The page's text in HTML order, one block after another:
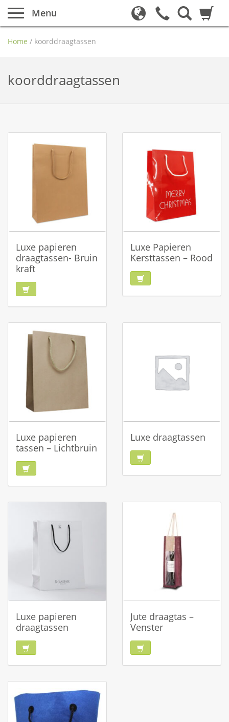
Menu
Home / koorddraagtassen
koorddraagtassen
Luxe papieren
draagtassen- Bruin
kraft
Luxe Papieren
Kersttassen – Rood
Luxe papieren
tassen – Lichtbruin
Luxe draagtassen
Luxe papieren
draagtassen
Jute draagtas –
Venster